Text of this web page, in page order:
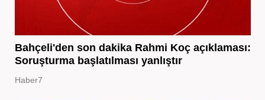
Bahçeli'den son dakika Rahmi Koç açıklaması:
Soruşturma başlatılması yanlıştır
Haber7